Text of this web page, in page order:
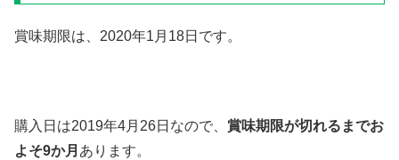
賞味期限は、2020年1月18日です。
購入日は2019年4月26日なので、 賞味期限が切れるまでお
よそ9か月 あります。